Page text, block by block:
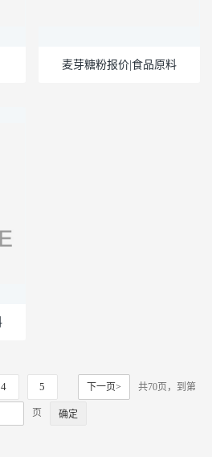
麦芽糖粉报价|食品原料
4 5 下一页> 共70页，到第
页